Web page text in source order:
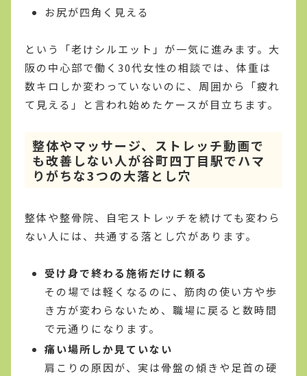
お尻が四角く見える
という「老けシルエット」が一気に進みます。大
阪の中心部で働く30代女性の相談では、体重は
数キロしか変わっていないのに、周囲から「疲れ
て見える」と言われ始めたケースが目立ちます。
整体やマッサージ、ストレッチ動画で
も改善しない人が谷町四丁目駅でハマ
りがちな3つの大落とし穴
整体や整骨院、自宅ストレッチを続けても変わら
ない人には、共通する落とし穴があります。
受け身で終わる施術だけに頼る
その場では軽くなるのに、筋肉の使い方や歩
き方が変わらないため、職場に戻ると数時間
で元通りになります。
痛い場所しか見ていない
肩こりの原因が、実は骨盤の傾きや足首の硬